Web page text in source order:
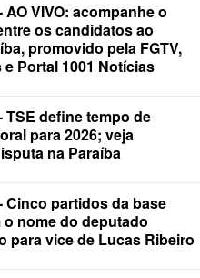
e ao
AO VIVO: acompanhe o
os candidatos ao
promovido pela FGTV,
e Portal 1001 Notícias
TSE define tempo de
para 2026; veja
na Paraíba
Cinco partidos da base
nome do deputado
para vice de Lucas Ribeiro